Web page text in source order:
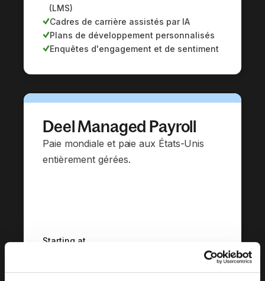
(LMS)
Cadres de carrière assistés par IA
Plans de développement personnalisés
Enquêtes d'engagement et de sentiment
Deel Managed Payroll
Paie mondiale et paie aux États-Unis
entièrement gérées.
Starting at